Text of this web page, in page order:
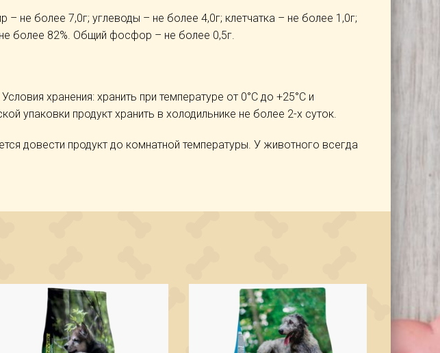
не более 7,0г; углеводы – не более 4,0г; клетчатка – не более 1,0г;
более 82%. Общий фосфор – не более 0,5г.
хранения: хранить при температуре от 0°C до +25°C и
упаковки продукт хранить в холодильнике не более 2-х суток.
довести продукт до комнатной температуры. У животного всегда